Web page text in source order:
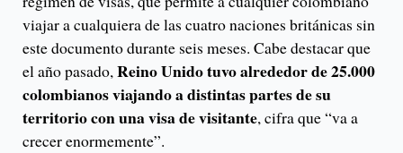
viajar a cualquiera de las cuatro naciones británicas sin
este documento durante seis meses. Cabe destacar que
el año pasado,Reino Unido tuvo alrededor de 25.000
colombianos viajando a distintas partes de su
territorio con una visa de visitante, cifra que “va a
crecer enormemente”.